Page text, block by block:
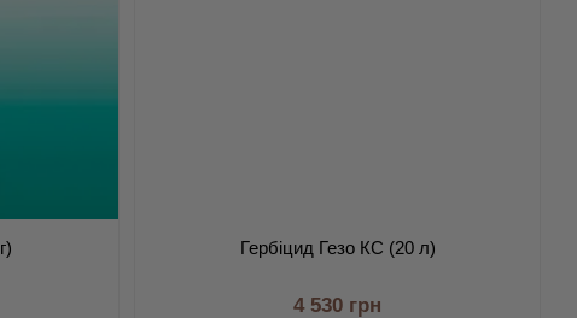
Гербіцид Гезо КС (20 л)
4 530 грн